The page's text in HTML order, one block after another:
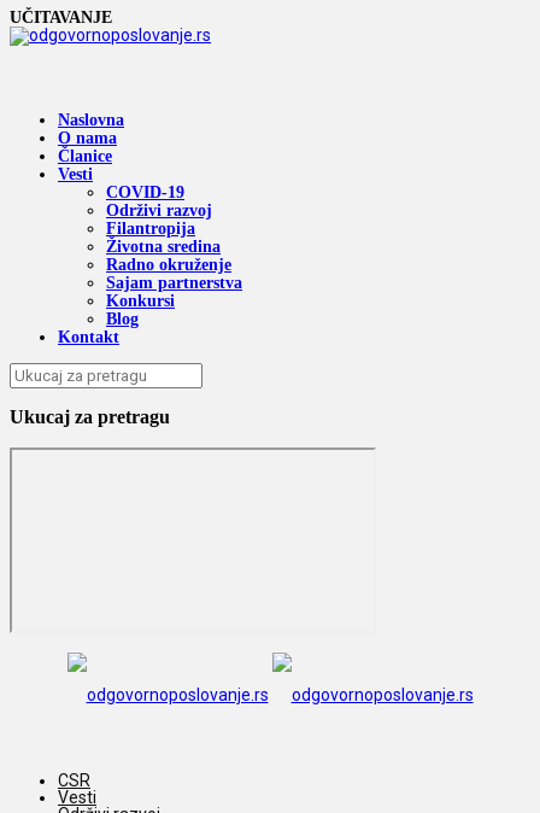
UČITAVANJE
Naslovna
O nama
Članice
Vesti
COVID-19
Održivi razvoj
Filantropija
Životna sredina
Radno okruženje
Sajam partnerstva
Konkursi
Blog
Kontakt
Ukucaj za pretragu
CSR
Vesti